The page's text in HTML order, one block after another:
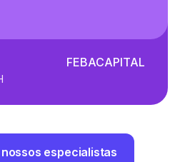
FEBACAPITAL
especialistas